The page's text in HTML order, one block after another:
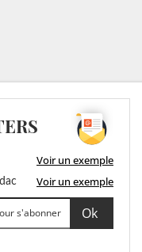
Voir un exemple
Voir un exemple